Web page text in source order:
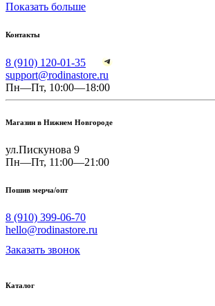
Показать больше
Контакты
8 (910) 120-01-35
support@rodinastore.ru
Пн—Пт, 10:00—18:00
Магазин в Нижнем Новгороде
ул.Пискунова 9
Пн—Пт, 11:00—21:00
Пошив мерча/опт
8 (910) 399-06-70
hello@rodinastore.ru
Заказать звонок
Каталог